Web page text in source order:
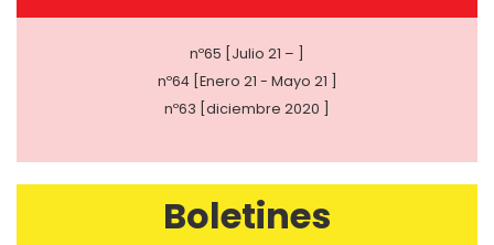
nº65 [Julio 21 – ]
nº64 [Enero 21 - Mayo 21 ]
nº63 [diciembre 2020 ]
Boletines